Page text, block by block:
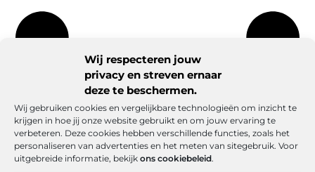
Wij respecteren jouw
privacy en streven ernaar
deze te beschermen.
Wij gebruiken cookies en vergelijkbare technologieën om inzicht te
krijgen in hoe jij onze website gebruikt en om jouw ervaring te
verbeteren. Deze cookies hebben verschillende functies, zoals het
personaliseren van advertenties en het meten van sitegebruik. Voor
uitgebreide informatie, bekijk ons cookiebeleid.